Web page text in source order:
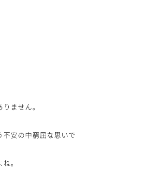
ません。
不安の中窮屈な思いで
。